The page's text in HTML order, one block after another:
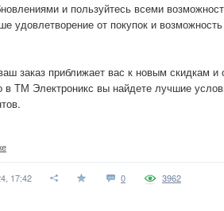
и пользуйтесь всеми
удовлетворение от покупок и
заказ приближает вас к новым скидкам и
в ТМ Электроникс вы найдете лучшие
17:42 0 3962